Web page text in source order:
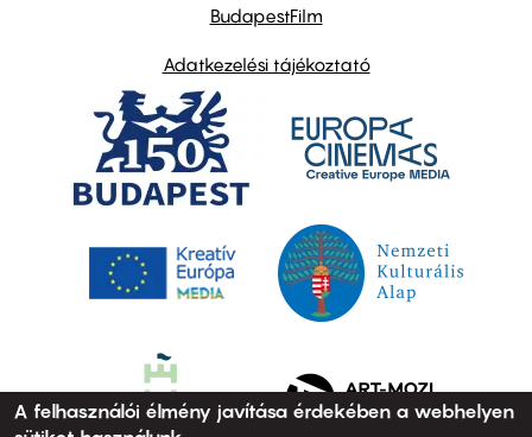
BudapestFilm
Adatkezelési tájékoztató
A felhasználói élmény javítása érdekében a webhelyen